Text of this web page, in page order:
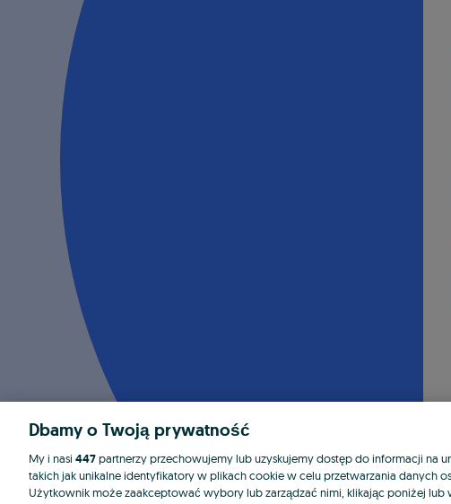
Dbamy o Twoją prywatność
My i nasi 447partnerzy przechowujemy lub uzyskujemy dostęp do informacji na
takich jak unikalne identyfikatory w plikach cookie w celu przetwarzania danych
Użytkownik może zaakceptować wybory lub zarządzać nimi, klikając poniżej lub